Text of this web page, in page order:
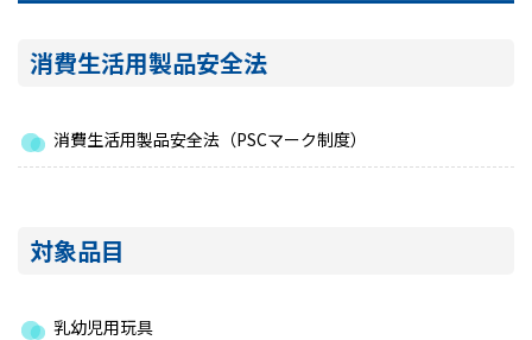
消費生活用製品安全法
消費生活用製品安全法（PSCマーク制度）
対象品目
乳幼児用玩具